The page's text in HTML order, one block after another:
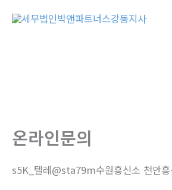
온라인문의
s5K_텔레@sta79m수원흥신소 천안